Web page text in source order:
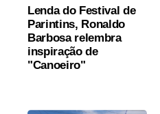
Lenda do Festival de
Parintins, Ronaldo
Barbosa relembra
inspiração de
"Canoeiro"